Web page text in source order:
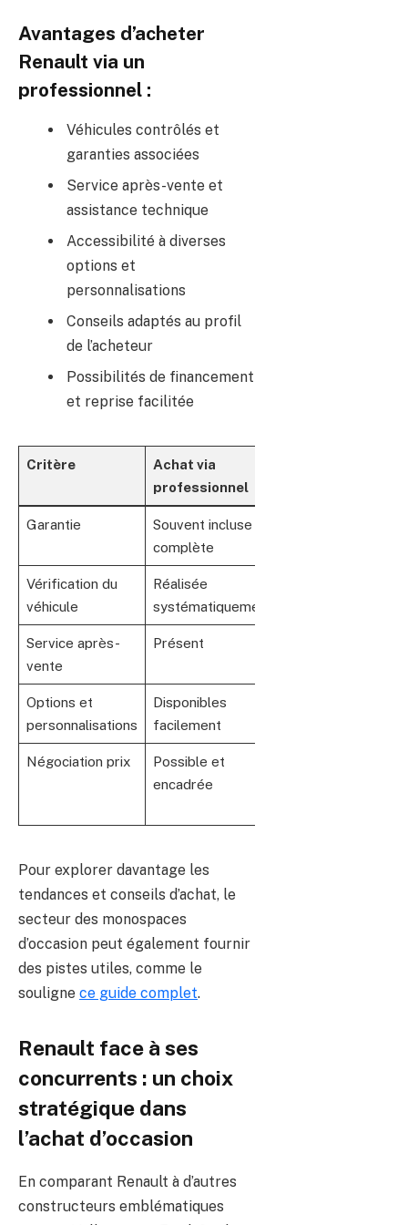
Avantages d’acheter
Renault via un
professionnel :
Véhicules contrôlés et
garanties associées
Service après-vente et
assistance technique
Accessibilité à diverses
options et
personnalisations
Conseils adaptés au profil
de l’acheteur
Possibilités de financement
et reprise facilitée
Critère
Achat via
professionnel
Garantie
Souvent incluse et
complète
Vérification du
véhicule
Réalisée
systématiquement
Service après-
vente
Présent
Options et
personnalisations
Disponibles
facilement
Négociation prix
Possible et
encadrée
Pour explorer davantage les
tendances et conseils d’achat, le
secteur des monospaces
d’occasion peut également fournir
des pistes utiles, comme le
souligne ce guide complet.
Renault face à ses
concurrents : un choix
stratégique dans
l’achat d’occasion
En comparant Renault à d’autres
constructeurs emblématiques